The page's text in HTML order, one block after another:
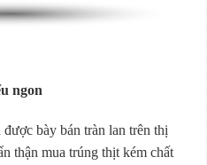
ngon
bày bán tràn lan trên thị
thận mua trúng thịt kém chất